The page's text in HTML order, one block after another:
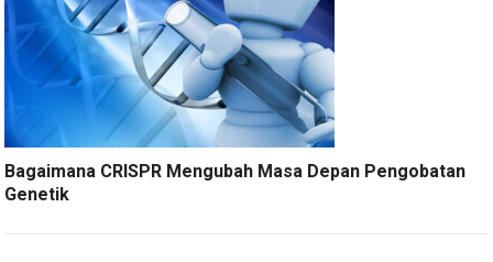
Bagaimana CRISPR Mengubah Masa Depan Pengobatan
Genetik